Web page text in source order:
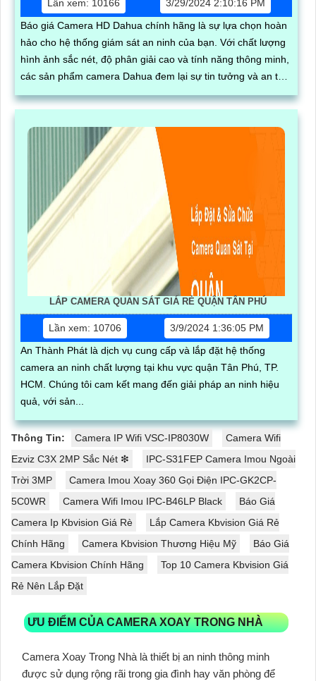
Lần xem: 10166
3/29/2024 2:10:16 PM
Báo giá Camera HD Dahua chính hãng là sự lựa chọn hoàn
hảo cho hệ thống giám sát an ninh của bạn. Với chất lượng
hình ảnh sắc nét, độ phân giải cao và tính năng thông minh,
các sản phẩm camera Dahua đem lại sự tin tưởng và an tâm
cho người sử dụng
LẮP CAMERA QUAN SÁT GIÁ RẺ QUẬN TÂN PHÚ
Lần xem: 10706
3/9/2024 1:36:05 PM
An Thành Phát là dịch vụ cung cấp và lắp đặt hệ thống
camera an ninh chất lượng tại khu vực quận Tân Phú, TP.
HCM. Chúng tôi cam kết mang đến giải pháp an ninh hiệu
quả, với sản...
Thông Tin: Camera IP Wifi VSC-IP8030W
Camera Wifi
Ezviz C3X 2MP Sắc Nét ❇
IPC-S31FEP Camera Imou Ngoài
Trời 3MP
Camera Imou Xoay 360 Gọi Điện IPC-GK2CP-
5C0WR
Camera Wifi Imou IPC-B46LP Black
Báo Giá
Camera Ip Kbvision Giá Rè
Lắp Camera Kbvision Giá Rẻ
Chính Hãng
Camera Kbvision Thương Hiệu Mỹ
Báo Giá
Camera Kbvision Chính Hãng
Top 10 Camera Kbvision Giá
Rẻ Nên Lắp Đặt
ƯU ĐIỂM CỦA CAMERA XOAY TRONG NHÀ
Camera Xoay Trong Nhà là thiết bị an ninh thông minh
được sử dụng rộng rãi trong gia đình hay văn phòng để